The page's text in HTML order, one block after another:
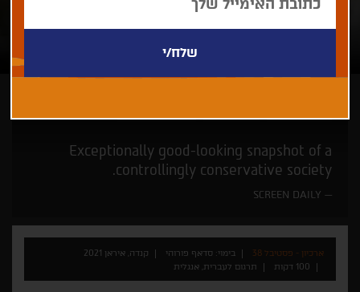
Exceptionally good-looking snapshot of a
controllingly conservative society.
SCREEN DAILY
ארכיון - פסטיבל 38 בימוי: סדאף פורוהי
קנדה, איראן 2021
100 דקות
תרגום לעברית, אנגלית